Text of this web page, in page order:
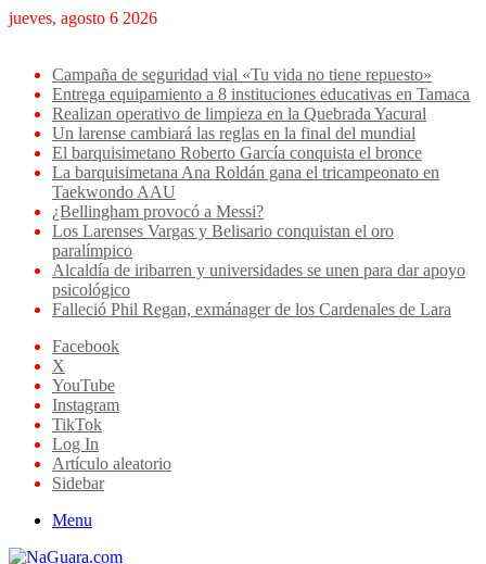
jueves, agosto 6 2026
Campaña de seguridad vial «Tu vida no tiene repuesto»
Entrega equipamiento a 8 instituciones educativas en Tamaca
Realizan operativo de limpieza en la Quebrada Yacural
Un larense cambiará las reglas en la final del mundial
El barquisimetano Roberto García conquista el bronce
La barquisimetana Ana Roldán gana el tricampeonato en
Taekwondo AAU
¿Bellingham provocó a Messi?
Los Larenses Vargas y Belisario conquistan el oro
paralímpico
Alcaldía de iribarren y universidades se unen para dar apoyo
psicológico
Falleció Phil Regan, exmánager de los Cardenales de Lara
Facebook
X
YouTube
Instagram
TikTok
Log In
Artículo aleatorio
Sidebar
Menu